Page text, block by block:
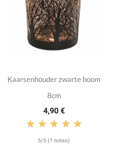
Kaarsenhouder zwarte boom
8cm
4,90 €
5/5 (1 notes)